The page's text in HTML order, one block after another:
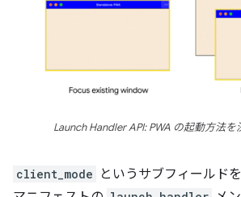
Launch Handler API: PWA の起動方法を
client_mode
というサブフィールド